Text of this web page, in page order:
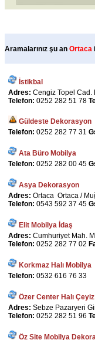
Aramalarınız şu an Ortaca
İstikbal
Adres: Cengiz Topel
Telefon: 0252 282 51 78
Güldeste Dekorasyon
Telefon: 0252 282 77 31
Ata Büro Mobilya
Telefon: 0252 282 00 45
Asya Dekorasyon
Adres: Ortaca Ortaca /
Telefon: 0543 592 37 45
Elit Mobilya İdaş
Adres: Cumhuriyet Mah.
Telefon: 0252 282 77 02
Korkmaz Halı Mobilya
Telefon: 0532 616 76 33
Özer Center Halı
Adres: Sebze Pazaryeri
Telefon: 0252 282 51 96
Öz Site Mobilya